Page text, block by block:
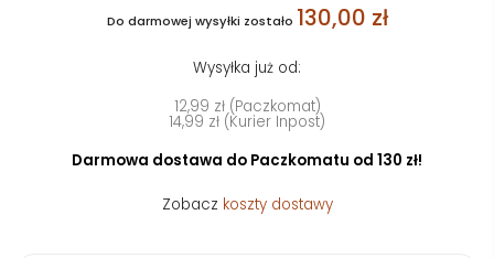
Do darmowej wysyłki zostało 130,00 zł
Wysyłka już od:
12,99 zł (Paczkomat)
14,99 zł (Kurier Inpost)
Darmowa dostawa do Paczkomatu od 130 zł!
Zobacz koszty dostawy